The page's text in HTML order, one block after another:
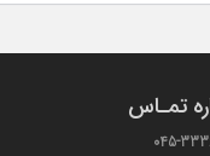
تمـاس
045-